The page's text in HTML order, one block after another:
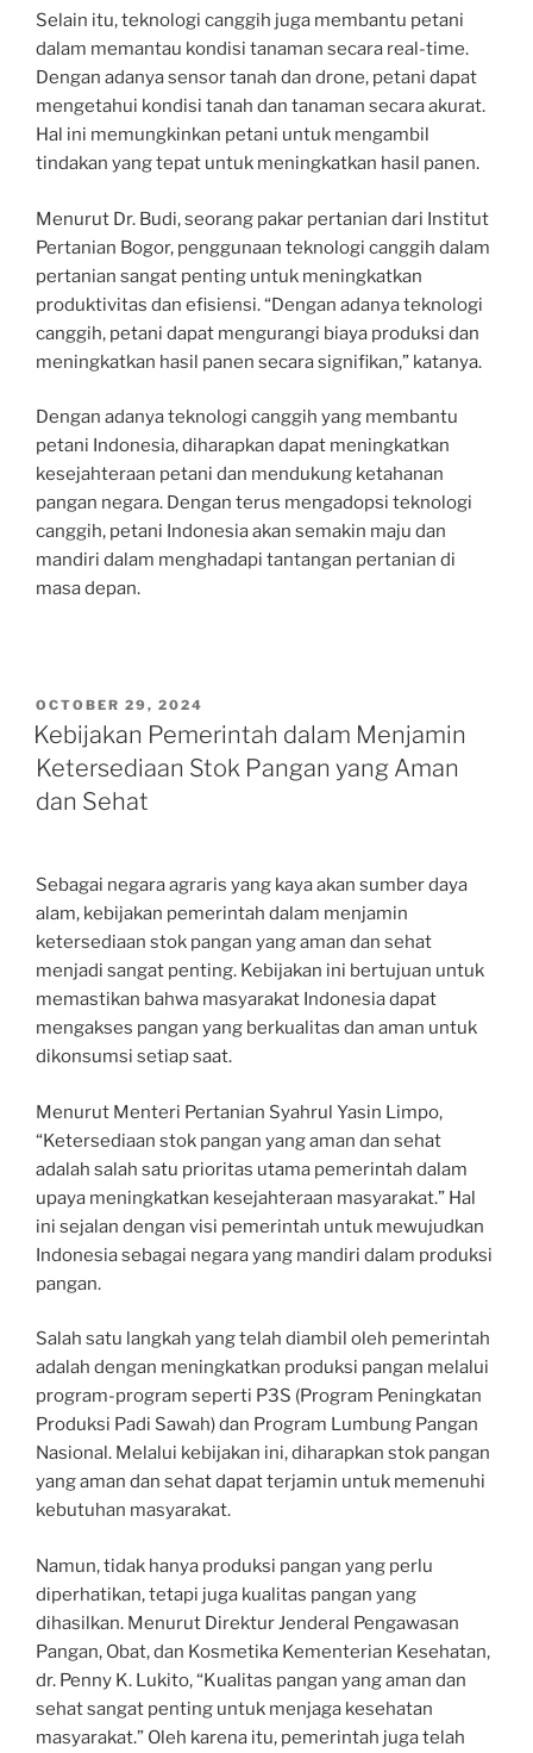
Selain itu, teknologi canggih juga membantu petani
dalam memantau kondisi tanaman secara real-time.
Dengan adanya sensor tanah dan drone, petani dapat
mengetahui kondisi tanah dan tanaman secara akurat.
Hal ini memungkinkan petani untuk mengambil
tindakan yang tepat untuk meningkatkan hasil panen.
Menurut Dr. Budi, seorang pakar pertanian dari Institut
Pertanian Bogor, penggunaan teknologi canggih dalam
pertanian sangat penting untuk meningkatkan
produktivitas dan efisiensi. “Dengan adanya teknologi
canggih, petani dapat mengurangi biaya produksi dan
meningkatkan hasil panen secara signifikan,” katanya.
Dengan adanya teknologi canggih yang membantu
petani Indonesia, diharapkan dapat meningkatkan
kesejahteraan petani dan mendukung ketahanan
pangan negara. Dengan terus mengadopsi teknologi
canggih, petani Indonesia akan semakin maju dan
mandiri dalam menghadapi tantangan pertanian di
masa depan.
POSTED
ON
OCTOBER 29, 2024
Kebijakan Pemerintah dalam Menjamin
Ketersediaan Stok Pangan yang Aman
dan Sehat
Sebagai negara agraris yang kaya akan sumber daya
alam, kebijakan pemerintah dalam menjamin
ketersediaan stok pangan yang aman dan sehat
menjadi sangat penting. Kebijakan ini bertujuan untuk
memastikan bahwa masyarakat Indonesia dapat
mengakses pangan yang berkualitas dan aman untuk
dikonsumsi setiap saat.
Menurut Menteri Pertanian Syahrul Yasin Limpo,
“Ketersediaan stok pangan yang aman dan sehat
adalah salah satu prioritas utama pemerintah dalam
upaya meningkatkan kesejahteraan masyarakat.” Hal
ini sejalan dengan visi pemerintah untuk mewujudkan
Indonesia sebagai negara yang mandiri dalam produksi
pangan.
Salah satu langkah yang telah diambil oleh pemerintah
adalah dengan meningkatkan produksi pangan melalui
program-program seperti P3S (Program Peningkatan
Produksi Padi Sawah) dan Program Lumbung Pangan
Nasional. Melalui kebijakan ini, diharapkan stok pangan
yang aman dan sehat dapat terjamin untuk memenuhi
kebutuhan masyarakat.
Namun, tidak hanya produksi pangan yang perlu
diperhatikan, tetapi juga kualitas pangan yang
dihasilkan. Menurut Direktur Jenderal Pengawasan
Pangan, Obat, dan Kosmetika Kementerian Kesehatan,
dr. Penny K. Lukito, “Kualitas pangan yang aman dan
sehat sangat penting untuk menjaga kesehatan
masyarakat.” Oleh karena itu, pemerintah juga telah